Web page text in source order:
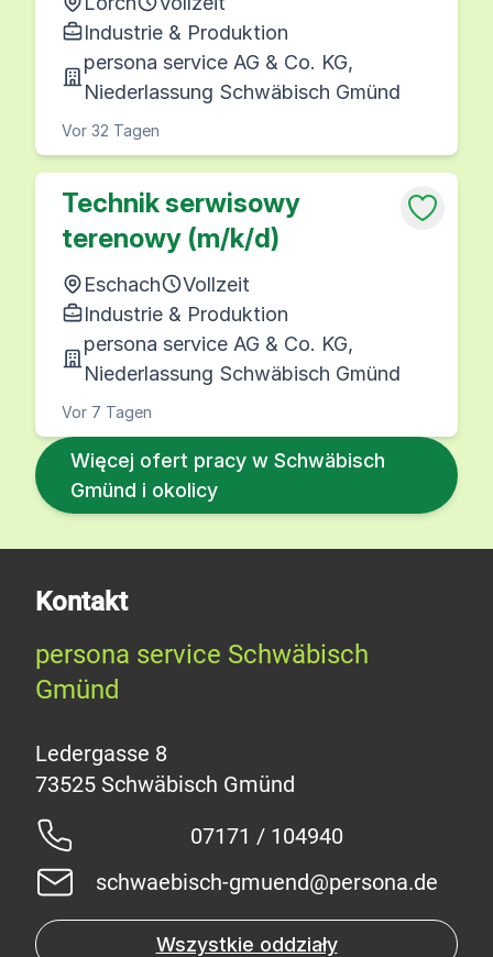
Industrie & Produktion
persona service AG & Co. KG,
Niederlassung Schwäbisch Gmünd
Vor 32 Tagen
Technik serwisowy
terenowy (m/k/d)
Eschach
Vollzeit
Industrie & Produktion
persona service AG & Co. KG,
Niederlassung Schwäbisch Gmünd
Vor 7 Tagen
Więcej ofert pracy w Schwäbisch
Gmünd i okolicy
Kontakt
persona service Schwäbisch
Gmünd
Ledergasse 8
07171 / 104940
schwaebisch-gmuend@persona.de
Wszystkie oddziały